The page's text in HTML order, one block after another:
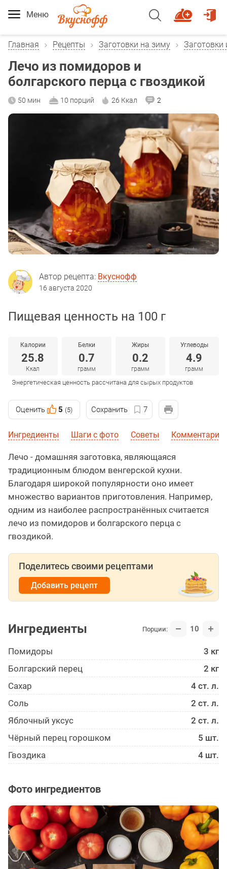
Меню
Главная Рецепты Заготовки на зиму Заготовки
Лечо из помидоров и
болгарского перца с гвоздикой
50 мин 10 порций 26 Ккал 2
Автор рецепта: Вкуснофф
16 августа 2020
Пищевая ценность на 100 г
Калории
25.8
Ккал
Белки
0.7
грамм
Жиры
0.2
грамм
Углеводы
4.9
грамм
Энергетическая ценность рассчитана для сырых продуктов
Оценить 5 (5) Сохранить 7
Ингредиенты Шаги с фото Советы Комментарии
Лечо - домашняя заготовка, являющаяся
традиционным блюдом венгерской кухни.
Благодаря широкой популярности оно имеет
множество вариантов приготовления. Например,
одним из наиболее распространённых считается
лечо из помидоров и болгарского перца с
гвоздикой.
Поделитесь своими рецептами
Добавить рецепт
Ингредиенты Порции: 10
Помидоры
3 кг
Болгарский перец
2 кг
Сахар
4 ст. л.
Соль
2 ст. л.
Яблочный уксус
2 ст. л.
Чёрный перец горошком
5 шт.
Гвоздика
4 шт.
Фото ингредиентов